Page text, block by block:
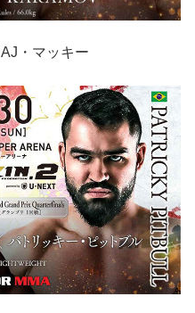
・マッキー